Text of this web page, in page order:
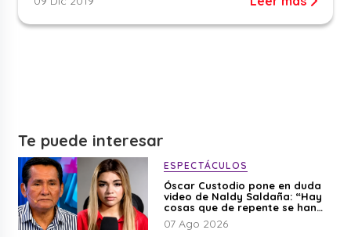
Te puede interesar
ESPECTÁCULOS
Óscar Custodio pone en duda
video de Naldy Saldaña: “Hay
cosas que de repente se han
editado”
07 Ago 2026